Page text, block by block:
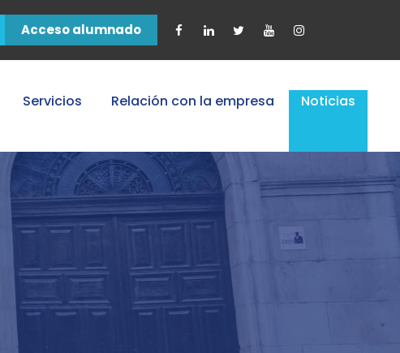
Acceso alumnado
Servicios Relación con la empresa Noticias